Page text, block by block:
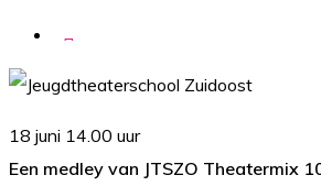
18 juni 14.00 uur
Een medley van JTSZO Theatermix